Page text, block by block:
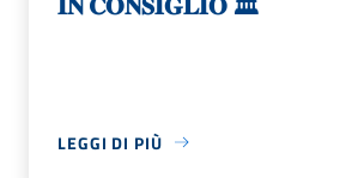
LEGGI DI PIÙ